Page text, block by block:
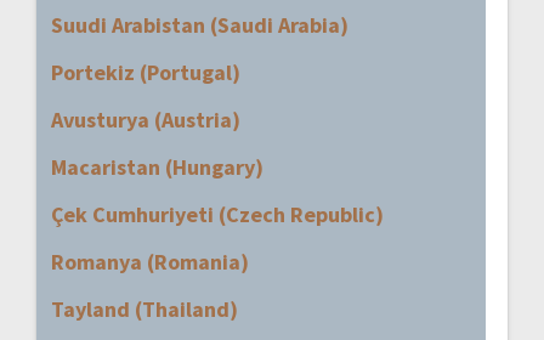
Suudi Arabistan (Saudi Arabia)
Portekiz (Portugal)
Avusturya (Austria)
Macaristan (Hungary)
Çek Cumhuriyeti (Czech Republic)
Romanya (Romania)
Tayland (Thailand)